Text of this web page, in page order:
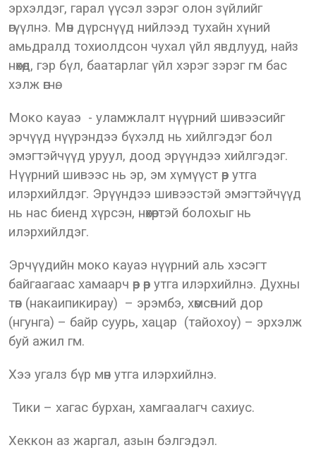
эрхэлдэг, гарал үүсэл зэрэг олон зүйлийг
өгүүлнэ. Мөн дүрснүүд нийлээд тухайн хүний
амьдралд тохиолдсон чухал үйл явдлууд, найз
нөхөд, гэр бүл, баатарлаг үйл хэрэг зэрэг гм бас
хэлж өгнө.
Моко кауаэ - уламжлалт нүүрний шивээсийг
эрчүүд нүүрэндээ бүхэлд нь хийлгэдэг бол
эмэгтэйчүүд уруул, доод эрүүндээ хийлгэдэг.
Нүүрний шивээс нь эр, эм хүмүүст өөр утга
илэрхийлдэг. Эрүүндээ шивээстэй эмэгтэйчүүд
нь нас биенд хүрсэн, нөхөртэй болохыг нь
илэрхийлдэг.
Эрчүүдийн моко кауаэ нүүрний аль хэсэгт
байгаагаас хамаарч өөр өөр утга илэрхийлнэ. Духны
төв (накаипикирау) – эрэмбэ, хөмсөгний дор
(нгунга) – байр суурь, хацар (тайохоу) – эрхэлж
буй ажил гм.
Хээ угалз бүр мөн утга илэрхийлнэ.
Тики – хагас бурхан, хамгаалагч сахиус.
Хеккон аз жаргал, азын бэлгэдэл.